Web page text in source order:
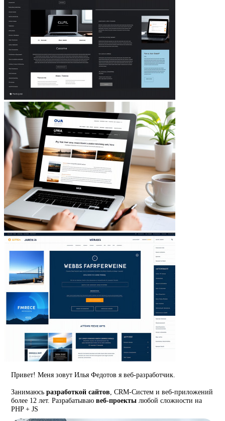
Привет! Меня зовут Илья Федотов я веб-разработчик.
Занимаюсьразработкой сайтов, CRM-Систем и веб-приложений
более 12 лет. Разрабатываювеб-проекты любой сложности на
PHP + JS